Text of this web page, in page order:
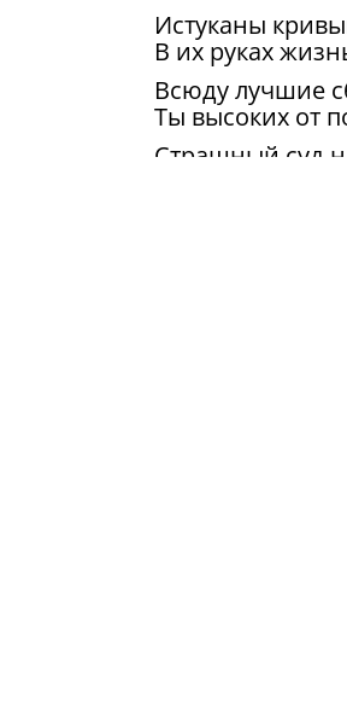
Истуканы
В их руках
Всюду лучшие
Ты высоких от
Страшный суд